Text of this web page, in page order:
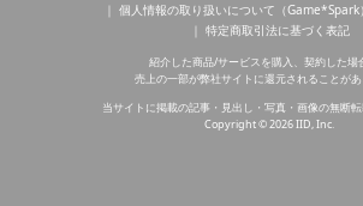
個人情報の取り扱いについて（Game*Spark）
特定商取引法に基づく表記
紹介した商品/サービスを購入、契約した場
売上の一部が弊社サイトに還元されることがあ
当サイトに掲載の記事・見出し・写真・画像の無断転
Copyright © 2026 IID, Inc.